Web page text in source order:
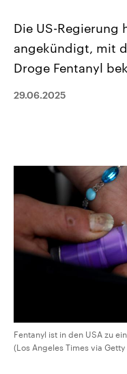
Landtagswahl Sachsen-
2026
Sachsen-Anhalt wählt
Bundesland von einer
und Hintergründe zu
und Kandidaten der
Wahl.
Sendungen
Audio-Archiv
Die US-Regierung
angekündigt, mit
Droge Fentanyl
29.06.2025
Fentanyl ist in den USA zu
(Los Angeles Times via